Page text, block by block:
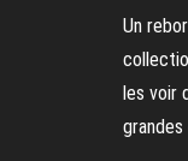
Un
les voir